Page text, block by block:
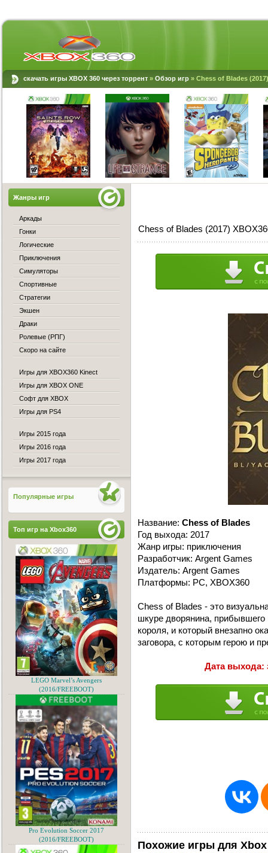
скачать игры XBOX 360 через торрент » Обзор игр » Chess of Blades
Chess of Blades (2017)
Название: Chess of Blades
Год выхода: 2017
Жанр игры: приключения
Разработчик: Argent Games
Издатель: Argent Games
Платформы: PC, XBOX360
Chess of Blades - это
шкуре дворянина, прибывшего
короля, и который внезапно
заговора, с которым герою и
Дата выхода:
Похожие игры для Xbox
Жанры игр
Аркады
Гонки
Логические
Приключения
Симуляторы
Спортивные
Стратегии
Экшен
Драки
Ролевые (РПГ)
Скоро на сайте
Игры для XBOX360 Kinect
Игры для XBOX ONE
Софт для XBOX
Игры для PS4
Игры 2015 года
Игры 2016 года
Игры 2017 года
Популярные игры
Топ игр на Xbox360
LEGO Marvel’s Avengers
(2016/FREEBOOT)
Pro Evolution Soccer 2017
(2016/FREEBOOT)